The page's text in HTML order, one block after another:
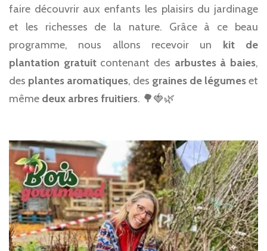
faire découvrir aux enfants les plaisirs du jardinage
et les richesses de la nature. Grâce à ce beau
programme, nous allons recevoir un kit de
plantation gratuitcontenant des arbustes à baies,
des plantes aromatiques, des graines de légumeset
même deux arbres fruitiers. 🌳🍓🌿